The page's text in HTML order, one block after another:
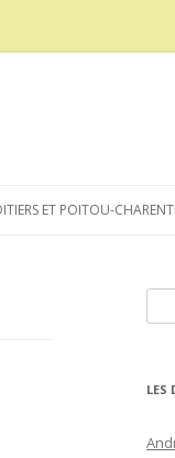
ET POITOU-
LES